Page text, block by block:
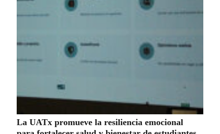
La UATx promueve la resiliencia emocional